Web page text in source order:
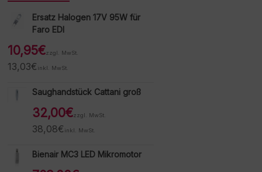
Ersatz Halogen 17V 95W für
Faro EDI
10,95€zzgl. MwSt.
13,03€ inkl. MwSt.
Saughandstück Cattani groß
32,00€zzgl. MwSt.
38,08€ inkl. MwSt.
Bienair MC3 LED Mikromotor